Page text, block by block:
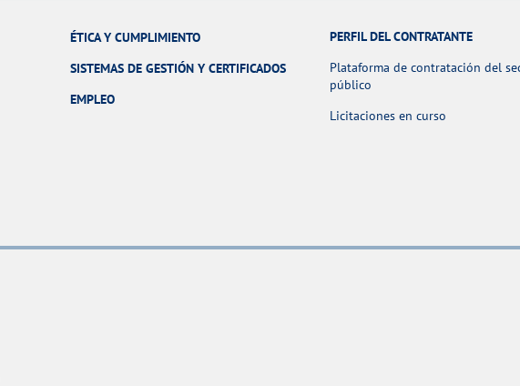
ÉTICA Y CUMPLIMIENTO
SISTEMAS DE GESTIÓN Y CERTIFICADOS
EMPLEO
PERFIL DEL CONTRATANTE
Plataforma de contratación del
público
Licitaciones en curso